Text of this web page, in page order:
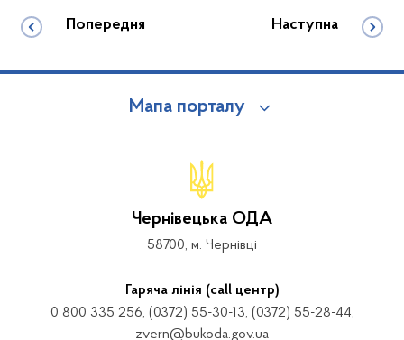
Попередня Наступна
Мапа порталу
Чернівецька ОДА
58700, м. Чернівці
Гаряча лінія (call центр)
0 800 335 256, (0372) 55-30-13, (0372) 55-28-44,
zvern@bukoda.gov.ua